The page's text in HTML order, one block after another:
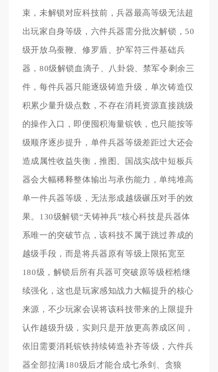
束，未解锁对应科技前，兵器最高等级无法超
出玩家自身等级，六件兵器需分批次解锁，50
级开放乌蚕鞭、修罗盾、护军符三件基础兵
器，80级解锁血滴子、八卦袋、禁军令剩余三
件，每件兵器只能逐级铸造升级，单次铸造仅
积累少量升级点数，不存在消耗资源直接跳级
的操作入口，即便囤积海量镔铁，也只能按等
级顺序逐步提升，单件兵器等级差距过大还会
造成属性收益失衡，推图、国战实战中短板兵
器会大幅稀释整体输出与承伤能力，单纯堆高
单一件兵器等级，无法形成越级碾压对手的效
果。130级解锁“天铸神兵”核心科技是兵器体
系唯一的突破节点，该科技不属于跳过养成的
越级手段，而是将兵器原有等级上限拓宽至
180级，解锁后所有兵器可突破原等级桎梏继
续强化，这也是玩家感知战力大幅提升的核心
来源，不少玩家会误将该科技带来的上限提升
认作越级升级，实则只是开放更高养成区间，
依旧需要消耗镔铁持续铸造补齐等级，六件兵
器全部拉满180级后才能合成七杀剑、贪狼